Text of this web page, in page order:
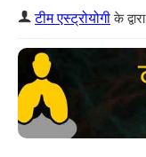
टीम एस्ट्रोयोगीके द्वारा